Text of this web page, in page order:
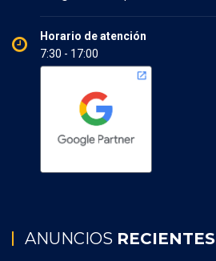
Horario de atención
7:30 - 17:00
ANUNCIOS RECIENTES